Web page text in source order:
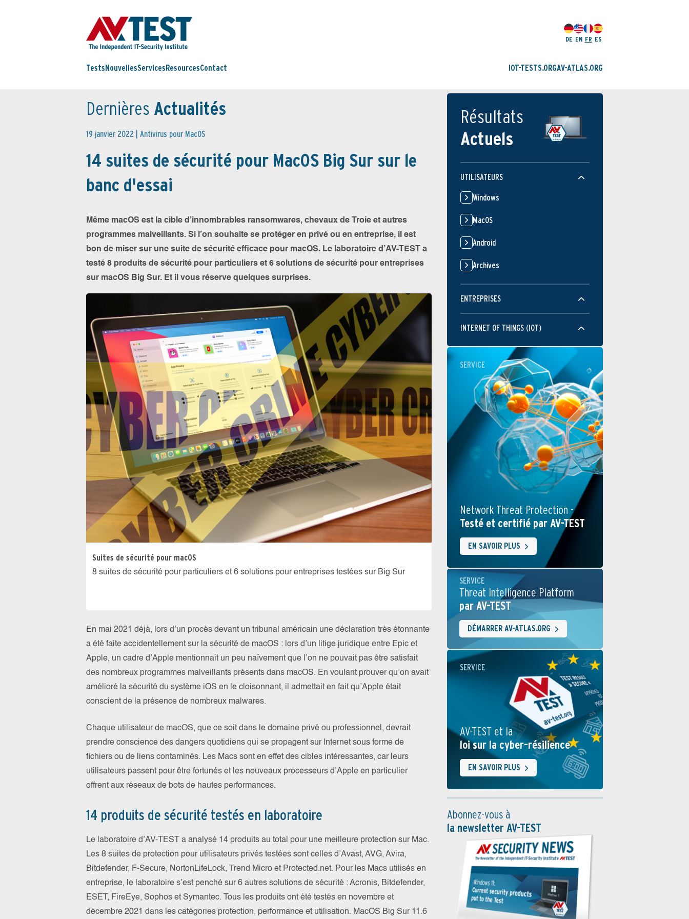
DE EN FR ES
Tests NouvellesServices ResourcesContact IOT-TESTS.ORGAV-ATLAS.ORG
Dernières Actualités
19 janvier 2022 | Antivirus pour MacOS
14 suites de sécurité pour MacOS Big Sur sur le
banc d'essai
Même macOS est la cible d’innombrables ransomwares, chevaux de Troie et autres
programmes malveillants. Si l’on souhaite se protéger en privé ou en entreprise, il est
bon de miser sur une suite de sécurité efficace pour macOS. Le laboratoire d’AV-TEST a
testé 8 produits de sécurité pour particuliers et 6 solutions de sécurité pour entreprises
sur macOS Big Sur. Et il vous réserve quelques surprises.
Suites de sécurité pour macOS
8 suites de sécurité pour particuliers et 6 solutions pour entreprises testées sur Big Sur
En mai 2021 déjà, lors d’un procès devant un tribunal américain une déclaration très étonnante
a été faite accidentellement sur la sécurité de macOS : lors d’un litige juridique entre Epic et
Apple, un cadre d’Apple mentionnait un peu naïvement que l’on ne pouvait pas être satisfait
des nombreux programmes malveillants présents dans macOS. En voulant prouver qu’on avait
amélioré la sécurité du système iOS en le cloisonnant, il admettait en fait qu’Apple était
conscient de la présence de nombreux malwares.
Chaque utilisateur de macOS, que ce soit dans le domaine privé ou professionnel, devrait
prendre conscience des dangers quotidiens qui se propagent sur Internet sous forme de
fichiers ou de liens contaminés. Les Macs sont en effet des cibles intéressantes, car leurs
utilisateurs passent pour être fortunés et les nouveaux processeurs d’Apple en particulier
offrent aux réseaux de bots de hautes performances.
14 produits de sécurité testés en laboratoire
Le laboratoire d’AV-TEST a analysé 14 produits au total pour une meilleure protection sur Mac.
Les 8 suites de protection pour utilisateurs privés testées sont celles d’Avast, AVG, Avira,
Bitdefender, F-Secure, NortonLifeLock, Trend Micro et Protected.net. Pour les Macs utilisés en
entreprise, le laboratoire s’est penché sur 6 autres solutions de sécurité : Acronis, Bitdefender,
ESET, FireEye, Sophos et Symantec. Tous les produits ont été testés en novembre et
décembre 2021 dans les catégories protection, performance et utilisation. MacOS Big Sur 11.6
Résultats
Actuels
UTILISATEURS
Windows
MacOS
Android
Archives
ENTREPRISES
INTERNET OF THINGS (IOT)
SERVICE
Network Threat Protection -
Testé et certifié par AV-TEST
EN SAVOIR PLUS
SERVICE
Threat Intelligence Platform
par AV-TEST
DÉMARRER AV-ATLAS.ORG
SERVICE
AV-TEST et la
loi sur la cyber-résilience
EN SAVOIR PLUS
Abonnez-vous à
la newsletter AV-TEST